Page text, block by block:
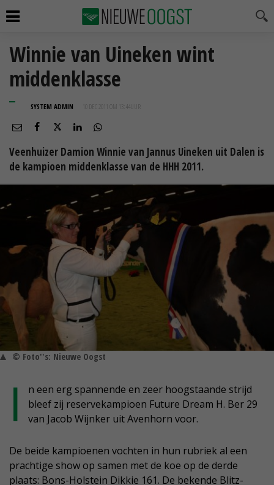
Winnie van Uineken wint
middenklasse
SYSTEM ADMIN 10 DEC 2011 OM 13:44
Veenhuizer Damion Winnie van Jannus Uineken uit Dalen is
de kampioen middenklasse van de HHH 2011.
© Foto''s: Nieuwe Oogst
I
n een erg spannende en zeer hoogstaande strijd
bleef zij reservekampioen Future Dream H. Ber 29
van Jacob Wijnker uit Avenhorn voor.
De beide kampioenen vochten in hun rubriek al een
prachtige show op samen met de koe op de derde
plaats: Bons-Holstein Dikkie 161. De bekende Blitz-